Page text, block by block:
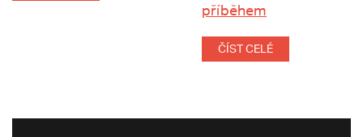
příběhem
ČÍST CELÉ